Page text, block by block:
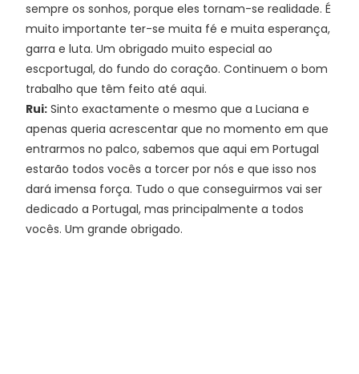
sempre os sonhos, porque eles tornam-se realidade. É
muito importante ter-se muita fé e muita esperança,
garra e luta. Um obrigado muito especial ao
escportugal, do fundo do coração. Continuem o bom
trabalho que têm feito até aqui.
Rui: Sinto exactamente o mesmo que a Luciana e
apenas queria acrescentar que no momento em que
entrarmos no palco, sabemos que aqui em Portugal
estarão todos vocês a torcer por nós e que isso nos
dará imensa força. Tudo o que conseguirmos vai ser
dedicado a Portugal, mas principalmente a todos
vocês. Um grande obrigado.